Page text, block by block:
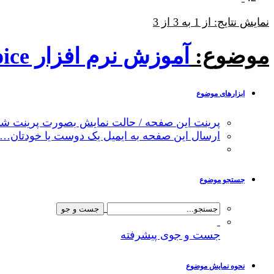
نمایش نتایج: از 1 به 3 از 3
موضوع: آموزش نرم افزار expert choice آموزش تصمیم گیری چند شاخصه
ابزارهای موضوع
پرینت این صفحه / حالت نمایش بصورت پرینت
ارسال این صفحه به ایمیل یک دوست یا خودتان…
جستجو موضوع
جست و جوی پیشرفته
نحوه نمایش موضوع